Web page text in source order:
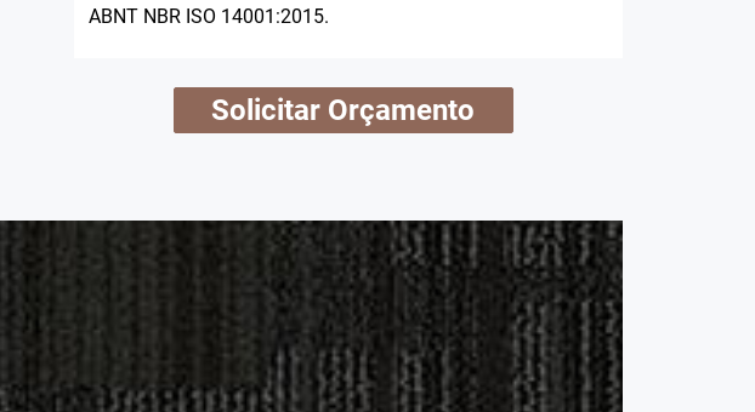
ABNT NBR ISO 14001:2015.
Solicitar Orçamento